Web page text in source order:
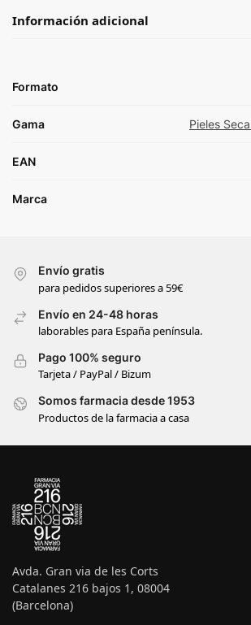
Información adicional
Formato
Gama Pieles
EAN
Marca
Envío gratis
para pedidos superiores a 59€
Envío en 24-48 horas
laborables para España península.
Pago 100% seguro
Tarjeta / PayPal / Bizum
Somos farmacia desde 1953
Productos de la farmacia a casa
Avda. Gran via de les Corts
Catalanes 216 bajos 1, 08004
(Barcelona)